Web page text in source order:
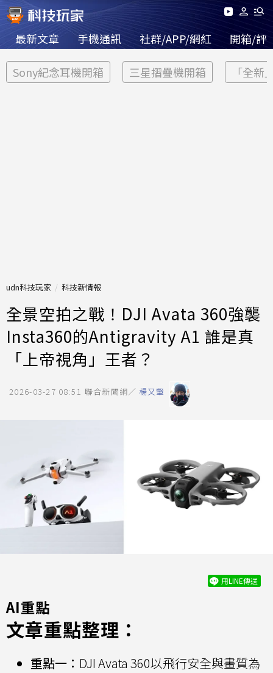
最新文章 手機通訊 社群/APP/網紅 開箱/評
Sony紀念耳機開箱 三星摺疊機開箱 「全新
udn科技玩家 科技新情報
全景空拍之戰！DJI Avata 360強襲
Insta360的Antigravity A1 誰是真
「上帝視角」王者？
2026-03-27 08:51 聯合新聞網／ 楊又肇
用LINE傳送
AI重點
文章重點整理：
重點一： DJI Avata 360以飛行安全與畫質為